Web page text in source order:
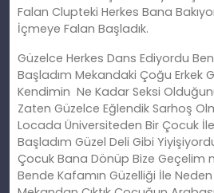
Falan Clupteki Herkes Bana
İçmeye Falan Başladık.
Güzelce Herkes Dans Ediyordu
Başladım Mekandaki Çoğu Erkek
Kendimin Ne Kadar Seksi
Zaten Güzelce Eğlendik Sarhoş
Locada Üniversiteden Bir Çocuk
Başladım Güzel Deli Gibi
Çocuk Bana Dönüp Bize Geçelim
Bende Kafamın Güzelliği İle